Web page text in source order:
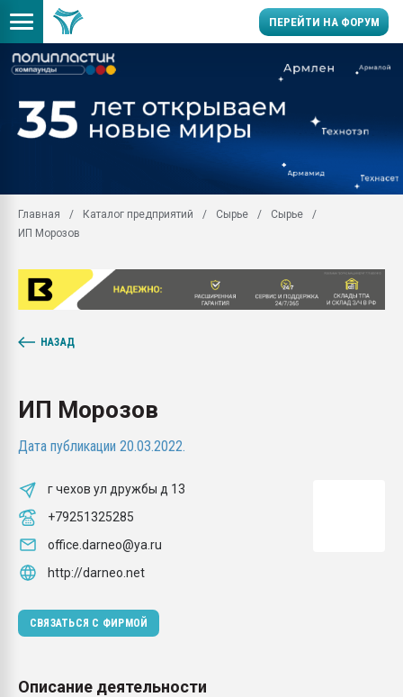
ПЕРЕЙТИ НА ФОРУМ
производство SPC
заводу пластмасс"
Помощь в подборе
Подмосковье, Москва
28.07.2026
Главная Каталог предприятий Сырье
Сырье
ИП Морозов
НАЗАД
ИП Морозов
Дата публикации 20.03.2022.
г чехов ул дружбы д 13
+79251325285
office.darneo@ya.ru
http://darneo.net
СВЯЗАТЬСЯ С ФИРМОЙ
Описание деятельности